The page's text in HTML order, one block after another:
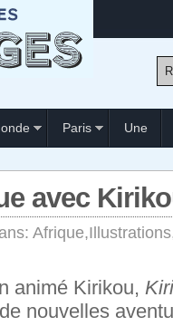
Paris Une
avec
Afrique,Illustrations
animé Kirikou,
nouvelles